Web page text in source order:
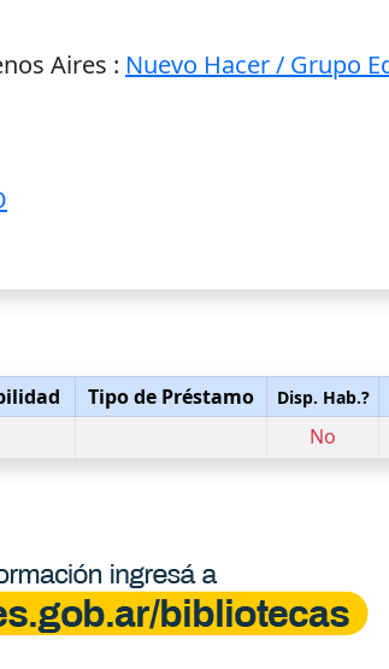
Aires : Nuevo Hacer / Grupo
Tipo de Préstamo Disp. Hab.?
No